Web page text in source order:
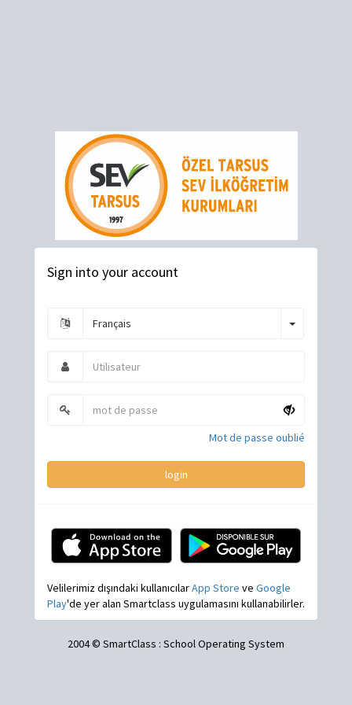
Sign into your account
Français Toggle
Mot de passe oublié
login
Velilerimiz dışındaki kullanıcılarApp Store ve Google
Play'de yer alan Smartclass uygulamasını kullanabilirler.
2004 © SmartClass : School Operating System